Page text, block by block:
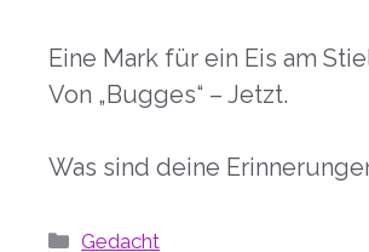
Eine Mark für ein Eis am
Von „Bugges“ – Jetzt.
Was sind deine
Kategorien
Gedacht